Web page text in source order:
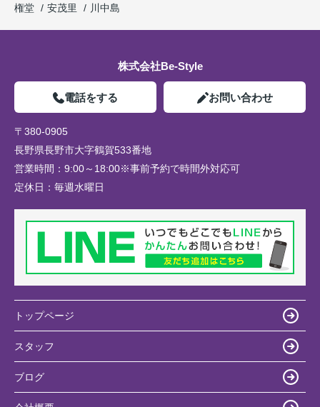
権堂
安茂里 川中島
株式会社Be-Style
電話をする お問い合わせ
〒380-0905
長野県長野市大字鶴賀533番地
営業時間： 9:00～18:00※事前予約で時間外対応可
定休日： 毎週水曜日
トップページ
スタッフ
ブログ